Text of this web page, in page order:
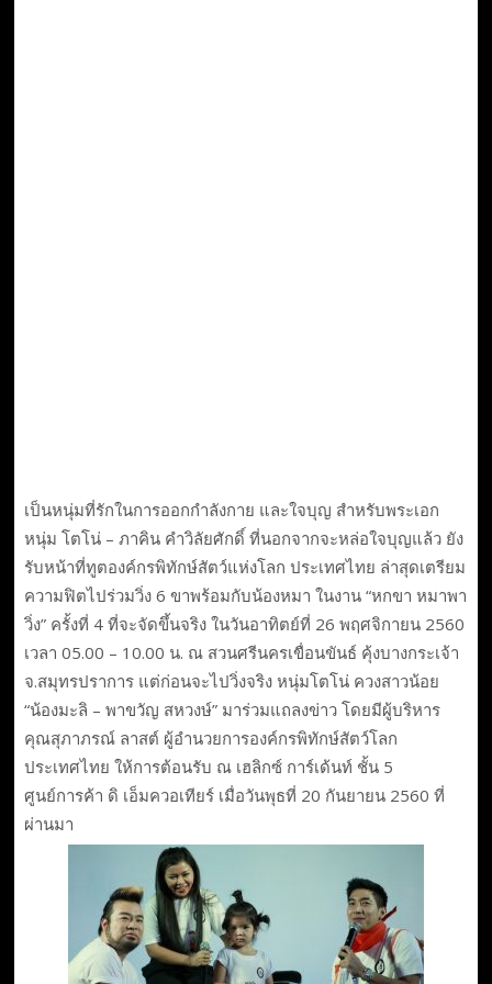
เป็นหนุ่มที่รักในการออกกำลังกาย และใจบุญ สำหรับพระเอก
หนุ่ม โตโน่ – ภาคิน คำวิลัยศักดิ์ ที่นอกจากจะหล่อใจบุญแล้ว ยัง
รับหน้าที่ทูตองค์กรพิทักษ์สัตว์แห่งโลก ประเทศไทย ล่าสุดเตรียม
ความฟิตไปร่วมวิ่ง 6 ขาพร้อมกับน้องหมา ในงาน “หกขา หมาพา
วิ่ง” ครั้งที่ 4 ที่จะจัดขึ้นจริง ในวันอาทิตย์ที่ 26 พฤศจิกายน 2560
เวลา 05.00 – 10.00 น. ณ สวนศรีนครเขื่อนขันธ์ คุ้งบางกระเจ้า
จ.สมุทรปราการ แต่ก่อนจะไปวิ่งจริง หนุ่มโตโน่ ควงสาวน้อย
“น้องมะลิ – พาขวัญ สหวงษ์” มาร่วมแถลงข่าว โดยมีผู้บริหาร
คุณสุภาภรณ์ ลาสต์ ผู้อำนวยการองค์กรพิทักษ์สัตว์โลก
ประเทศไทย ให้การต้อนรับ ณ เฮลิกซ์ การ์เด้นท์ ชั้น 5
ศูนย์การค้า ดิ เอ็มควอเทียร์ เมื่อวันพุธที่ 20 กันยายน 2560 ที่
ผ่านมา